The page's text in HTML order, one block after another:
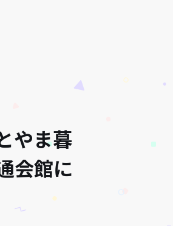
やま暮
会館に